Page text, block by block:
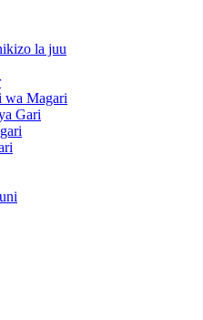
la juu
wa Magari
Gari